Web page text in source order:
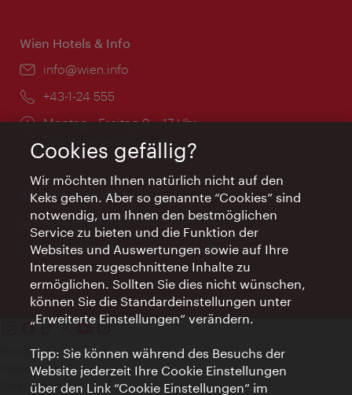
Wien Hotels & Info
Email:
info@wien.info
Telefon:
+43-1-24 555
Öffnungszeiten:
Montag - Freitag 9 – 17 Uhr
Feiertags geschlossen
AI Concierge Wien
Ort:
concierge.wien.info
Öffnungszeiten:
Informationen rund um die Uhr
Kontakt
Impressum
Datenschutz
Cookies gefällig?
Wir möchten Ihnen natürlich nicht auf den
Keks gehen. Aber so genannte “Cookies” sind
notwendig, um Ihnen den bestmöglichen
Service zu bieten und die Funktion der
Websites und Auswertungen sowie auf Ihre
Interessen zugeschnittene Inhalte zu
ermöglichen. Sollten Sie dies nicht wünschen,
können Sie die Standardeinstellungen unter
„Erweiterte Einstellungen“ verändern.
Tipp: Sie können während des Besuchs der
Website jederzeit Ihre Cookie Einstellungen
über den Link “Cookie Einstellungen” im